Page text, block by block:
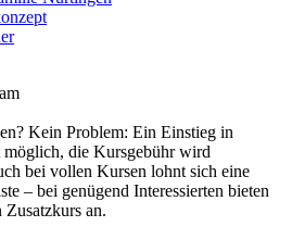
Kein Problem: Ein Einstieg in
möglich, die Kursgebühr wird
bei vollen Kursen lohnt sich eine
– bei genügend Interessierten bieten
an.